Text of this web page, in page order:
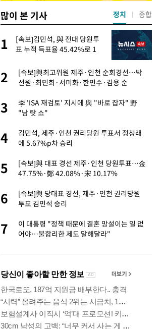
많이 본 기사
1
[속보]김민석, 與 전대 당원투
표 누적 득표율 45.42%로 1
2
[속보]與최고위원 제주·인천 순회경선…박
선원·최민희·서미화·한민수·김용 순
3
李 'ISA 재검토' 지시에 與 "바로 잡자" 野
"남 탓 쇼"
4
김민석, 제주·인천 권리당원 투표서 정청래
에 5.67%p차 승리
5
[속보]與 대표 경선 제주·인천 당원투표…金
47.75%·鄭 42.08%·宋 10.17%
6
[속보]與 당대표 경선, 제주·인천 권리당원
투표 김민석 승리
7
이 대통령 "정책 때문에 결혼 망설이는 일 없
어야…불합리한 제도 말해달라"
정치 종합